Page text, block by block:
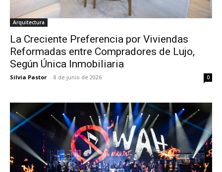
Arquitectura
La Creciente Preferencia por Viviendas
Reformadas entre Compradores de Lujo,
Según Única Inmobiliaria
Silvia Pastor - 8 de junio de 2026 0